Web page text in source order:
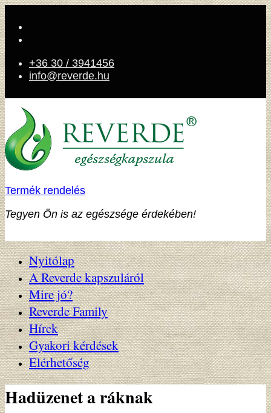
+36 30 / 3941456
info@reverde.hu
Termék rendelés
Tegyen Ön is az egészsége érdekében!
Nyitólap
A Reverde kapszuláról
Mire jó?
Reverde Family
Hírek
Gyakori kérdések
Elérhetőség
Hadüzenet a ráknak